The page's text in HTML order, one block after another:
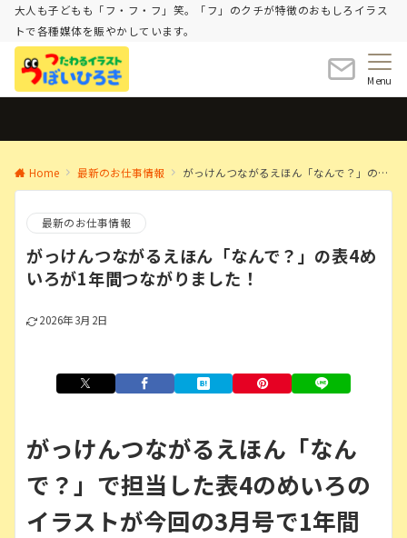
大人も子どもも「フ・フ・フ」笑。「フ」のクチが特徴のおもしろイラス
トで各種媒体を賑やかしています。
Menu
Home 最新のお仕事情報 がっけんつながるえほん「なんで？」の表4めいろが1年間つながりました！
最新のお仕事情報
がっけんつながるえほん「なんで？」の表4め
いろが1年間つながりました！
2026年3月2日
がっけんつながるえほん「なん
で？」で担当した表4のめいろの
イラストが今回の3月号で1年間